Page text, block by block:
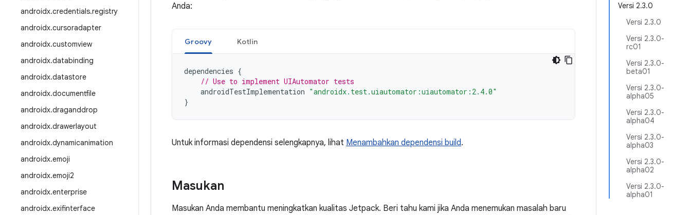
androidx.credentials.registry
androidx.cursoradapter
androidx.customview
androidx.databinding
androidx.datastore
androidx.documentfile
androidx.draganddrop
androidx.drawerlayout
androidx.dynamicanimation
androidx.emoji
androidx.emoji2
androidx.enterprise
androidx.exifinterface
Versi 2.3.0
Versi 2.3.0
Versi 2.3.0-
rc01
Versi 2.3.0-
beta01
Versi 2.3.0-
alpha05
Versi 2.3.0-
alpha04
Versi 2.3.0-
alpha03
Versi 2.3.0-
alpha02
Versi 2.3.0-
alpha01
Anda:
Groovy Kotlin
dependencies {
// Use to implement UIAutomator tests
androidTestImplementation "androidx.test.uiautomator:uiautomator:2.4.0"
}
Untuk informasi dependensi selengkapnya, lihat Menambahkan dependensi build.
Masukan
Masukan Anda membantu meningkatkan kualitas Jetpack. Beri tahu kami jika Anda menemukan masalah baru